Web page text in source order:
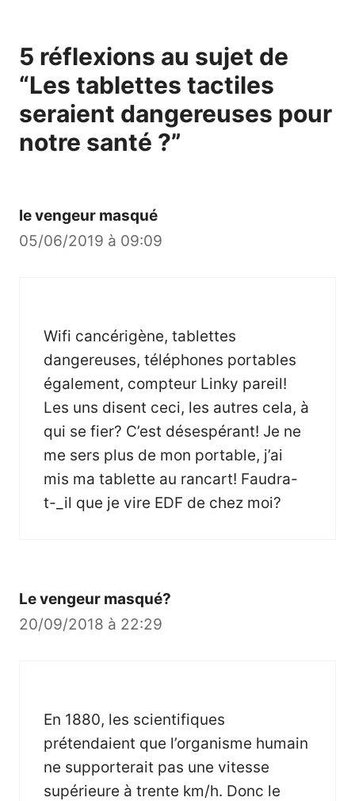
5 réflexions au sujet de
“Les tablettes tactiles
seraient dangereuses pour
notre santé ?”
le vengeur masqué
05/06/2019 à 09:09
Wifi cancérigène, tablettes
dangereuses, téléphones portables
également, compteur Linky pareil!
Les uns disent ceci, les autres cela, à
qui se fier? C’est désespérant! Je ne
me sers plus de mon portable, j’ai
mis ma tablette au rancart! Faudra-
t-_il que je vire EDF de chez moi?
Le vengeur masqué?
20/09/2018 à 22:29
En 1880, les scientifiques
prétendaient que l’organisme humain
ne supporterait pas une vitesse
supérieure à trente km/h. Donc le